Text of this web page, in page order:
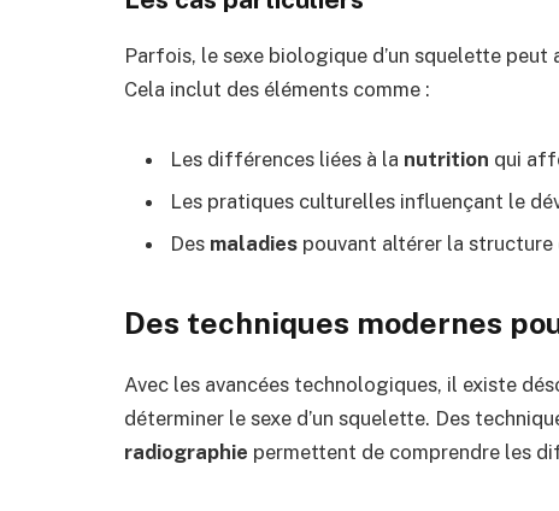
Parfois, le sexe biologique d’un squelette peut
Cela inclut des éléments comme :
Les différences liées à la nutrition qui
Les pratiques culturelles influençant le
Des maladies pouvant altérer la structure
Des techniques modernes
Avec les avancées technologiques, il existe
déterminer le sexe d’un squelette. Des
radiographie permettent de comprendre les